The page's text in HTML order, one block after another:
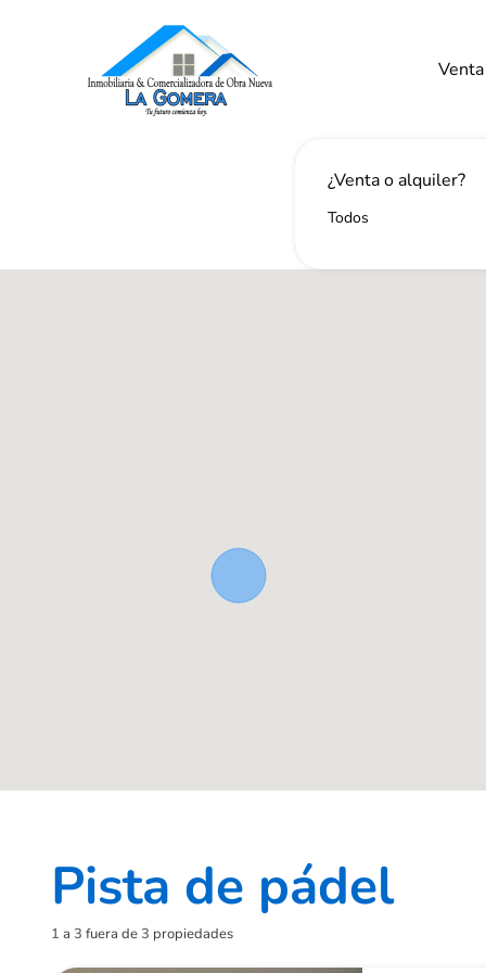
Venta
Venta
¿Venta o alquiler?
Todos
Pista de pádel
1 a 3 fuera de3 propiedades